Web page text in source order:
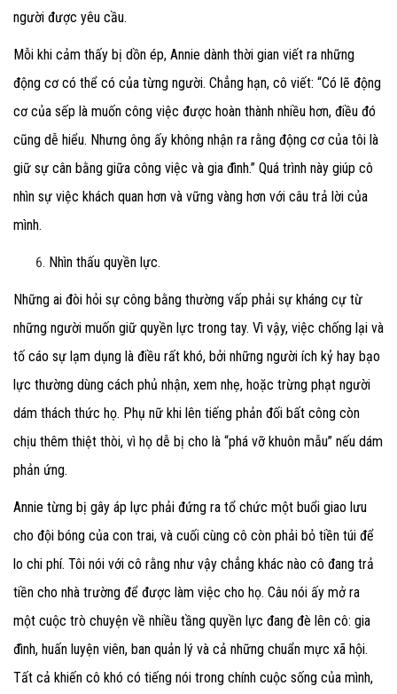
người được yêu cầu.
Mỗi khi cảm thấy bị dồn ép, Annie dành thời gian viết ra những
động cơ có thể có của từng người. Chẳng hạn, cô viết: “Có lẽ động
cơ của sếp là muốn công việc được hoàn thành nhiều hơn, điều đó
cũng dễ hiểu. Nhưng ông ấy không nhận ra rằng động cơ của tôi là
giữ sự cân bằng giữa công việc và gia đình.” Quá trình này giúp cô
nhìn sự việc khách quan hơn và vững vàng hơn với câu trả lời của
mình.
Nhìn thấu quyền lực.
Những ai đòi hỏi sự công bằng thường vấp phải sự kháng cự từ
những người muốn giữ quyền lực trong tay. Vì vậy, việc chống lại và
tố cáo sự lạm dụng là điều rất khó, bởi những người ích kỷ hay bạo
lực thường dùng cách phủ nhận, xem nhẹ, hoặc trừng phạt người
dám thách thức họ. Phụ nữ khi lên tiếng phản đối bất công còn
chịu thêm thiệt thòi, vì họ dễ bị cho là “phá vỡ khuôn mẫu” nếu dám
phản ứng.
Annie từng bị gây áp lực phải đứng ra tổ chức một buổi giao lưu
cho đội bóng của con trai, và cuối cùng cô còn phải bỏ tiền túi để
lo chi phí. Tôi nói với cô rằng như vậy chẳng khác nào cô đang trả
tiền cho nhà trường để được làm việc cho họ. Câu nói ấy mở ra
một cuộc trò chuyện về nhiều tầng quyền lực đang đè lên cô: gia
đình, huấn luyện viên, ban quản lý và cả những chuẩn mực xã hội.
Tất cả khiến cô khó có tiếng nói trong chính cuộc sống của mình,